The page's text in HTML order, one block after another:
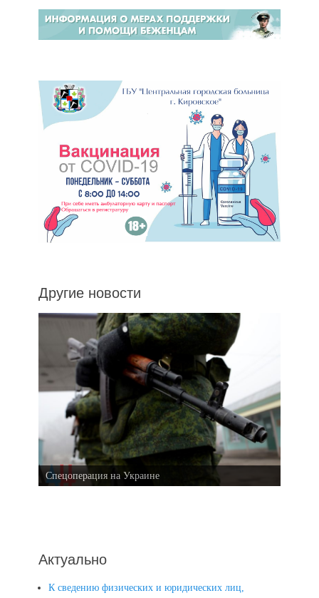
Другие новости
Спецоперация на Украине
Актуально
К сведению физических и юридических лиц,